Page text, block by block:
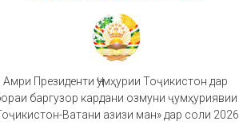
Амри Президенти Ҷумҳурии Тоҷикистон дар
баргузор кардани озмуни ҷумҳуриявии
Ватани азизи ман» дар соли 2026.